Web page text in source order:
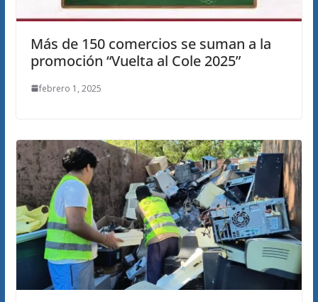
Más de 150 comercios se suman a la
promoción “Vuelta al Cole 2025”
febrero 1, 2025